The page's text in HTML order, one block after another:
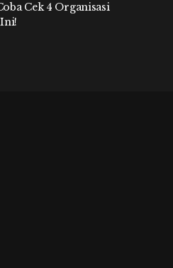
Cek 4 Organisasi